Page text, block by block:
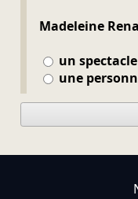
Madeleine
un spectacle
une